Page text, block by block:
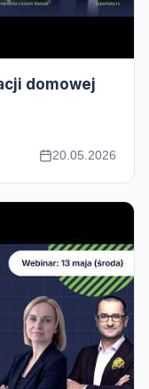
domowej
20.05.2026